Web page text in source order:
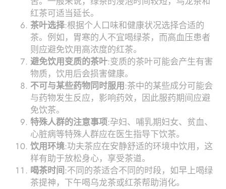
红茶可适当延长。
茶叶选择:根据个人口味和健康状况选择合适的
茶。例如，胃寒的人不宜喝绿茶，而高血压患者
则应避免饮用高浓度的红茶。
避免饮用变质的茶叶:变质的茶叶可能会产生有害
物质，饮用后会损害健康。
不可与某些药物同时服用:茶中的某些成分可能会
与药物发生反应，影响药效，因此服药期间应避
免饮茶。
特殊人群的注意事项:孕妇、哺乳期妇女、贫血、
心脏病等特殊人群应在医生指导下饮茶。
饮用环境:功夫茶应在安静舒适的环境中饮用，这
样有助于放松身心，享受茶道。
喝茶时间:不同的茶适合不同的时段，如早上喝绿
茶提神，下午喝乌龙茶或红茶帮助消化。